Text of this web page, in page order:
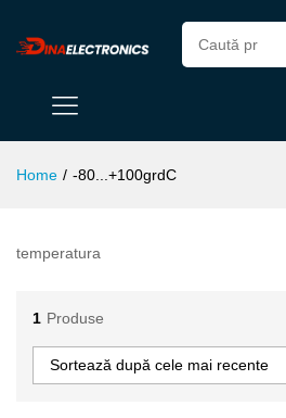
Home / -80...+100grdC
temperatura
1 Produse
Sortează după cele mai recente